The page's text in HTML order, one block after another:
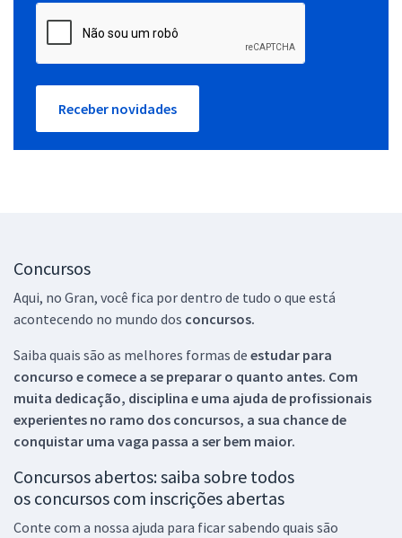
Receber novidades
Concursos
Aqui, no Gran, você fica por dentro de tudo o que está
acontecendo no mundo dos concursos.
Saiba quais são as melhores formas de estudar para
concurso e comece a se preparar o quanto antes. Com
muita dedicação, disciplina e uma ajuda de profissionais
experientes no ramo dos concursos, a sua chance de
conquistar uma vaga passa a ser bem maior.
Concursos abertos: saiba sobre todos
os concursos com inscrições abertas
Conte com a nossa ajuda para ficar sabendo quais são